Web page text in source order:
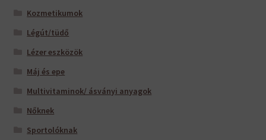
Kozmetikumok
Légút/tüdő
Lézer eszközök
Máj és epe
Multivitaminok/ ásványi anyagok
Nőknek
Sportolóknak